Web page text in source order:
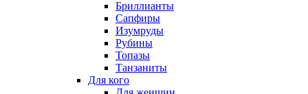
Бриллианты
Сапфиры
Изумруды
Рубины
Топазы
Танзаниты
Для кого